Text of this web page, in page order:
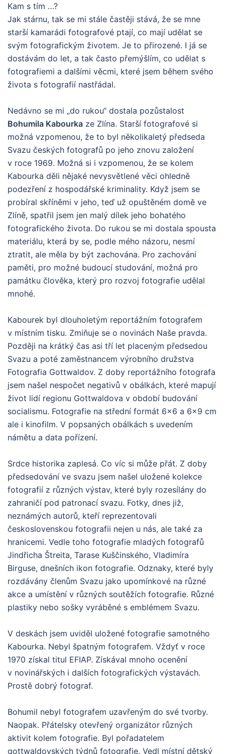
Kam s tím …?
Jak stárnu, tak se mi stále častěji stává, že se mne
starší kamarádi fotografové ptají, co mají udělat se
svým fotografickým životem. Je to přirozené. I já se
dostávám do let, a tak často přemýšlím, co udělat s
fotografiemi a dalšími věcmi, které jsem během svého
života s fotografií nastřádal.
Nedávno se mi „do rukou“ dostala pozůstalost
Bohumila Kabourka ze Zlína. Starší fotografové si
možná vzpomenou, že to byl několikaletý předseda
Svazu českých fotografů po jeho znovu založení
v roce 1969. Možná si i vzpomenou, že se kolem
Kabourka děli nějaké nevysvětlené věci ohledně
podezření z hospodářské kriminality. Když jsem se
probíral skříněmi v jeho, teď už opuštěném domě ve
Zlíně, spatřil jsem jen malý dílek jeho bohatého
fotografického života. Do rukou se mi dostala spousta
materiálu, která by se, podle mého názoru, nesmí
ztratit, ale měla by být zachována. Pro zachování
paměti, pro možné budoucí studování, možná pro
památku člověka, který pro rozvoj fotografie udělal
mnohé.
Kabourek byl dlouholetým reportážním fotografem
v místním tisku. Zmiňuje se o novinách Naše pravda.
Později na krátký čas asi tří let placeným předsedou
Svazu a poté zaměstnancem výrobního družstva
Fotografia Gottwaldov. Z doby reportážního fotografa
jsem našel nespočet negativů v obálkách, které mapují
život lidí regionu Gottwaldova v období budování
socialismu. Fotografie na střední formát 6×6 a 6×9 cm
ale i kinofilm. V popsaných obálkách s uvedením
námětu a data pořízení.
Srdce historika zaplesá. Co víc si může přát. Z doby
předsedování ve svazu jsem našel uložené kolekce
fotografií z různých výstav, které byly rozesílány do
zahraničí pod patronací svazu. Fotky, dnes již,
neznámých autorů, kteří reprezentovali
československou fotografii nejen u nás, ale také za
hranicemi. Vedle toho fotografie mladých fotografů
Jindřicha Štreita, Tarase Kuščinského, Vladimíra
Birguse, dnešních ikon fotografie. Odznaky, které byly
rozdávány členům Svazu jako upomínkové na různé
akce a umístění v různých soutěžích fotografie. Různé
plastiky nebo sošky vyráběné s emblémem Svazu.
V deskách jsem uviděl uložené fotografie samotného
Kabourka. Nebyl špatným fotografem. Vždyť v roce
1970 získal titul EFIAP. Získával mnoho ocenění
v novinářských i dalších fotografických výstavách.
Prostě dobrý fotograf.
Bohumil nebyl fotografem uzavřeným do své tvorby.
Naopak. Přátelsky otevřený organizátor různých
aktivit kolem fotografie. Byl pořadatelem
gottwaldovských týdnů fotografie. Vedl místní dětský